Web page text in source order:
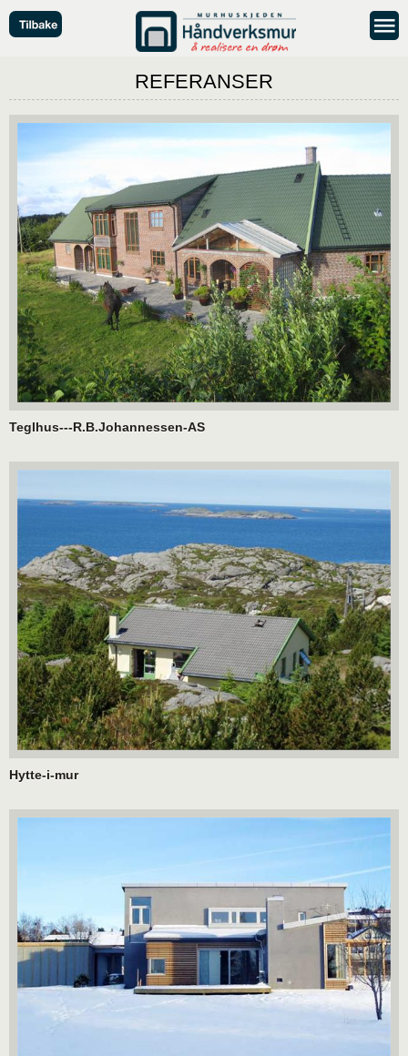
REFERANSER
Teglhus---R.B.Johannessen-AS
Hytte-i-mur